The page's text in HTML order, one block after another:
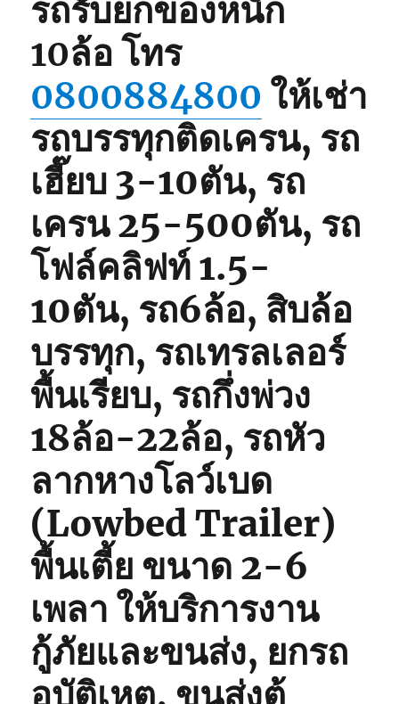
รถรับยกของหนัก
10ล้อ โทร
0800884800 ให้เช่า
รถบรรทุกติดเครน, รถ
เฮี๊ยบ 3-10ตัน, รถ
เครน 25-500ตัน, รถ
โฟล์คลิฟท์ 1.5-
10ตัน, รถ6ล้อ, สิบล้อ
บรรทุก, รถเทรลเลอร์
พื้นเรียบ, รถกึ่งพ่วง
18ล้อ-22ล้อ, รถหัว
ลากหางโลว์เบด
(Lowbed Trailer)
พื้นเตี้ย ขนาด 2-6
เพลา ให้บริการงาน
กู้ภัยและขนส่ง, ยกรถ